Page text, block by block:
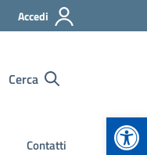
Accedi
Cerca
Contatti